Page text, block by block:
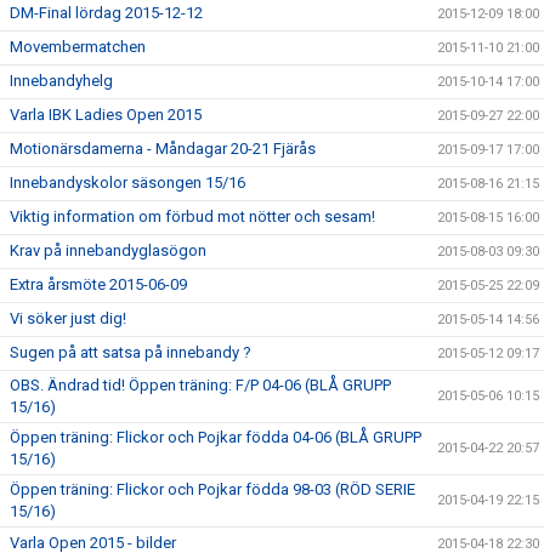
DM-Final lördag 2015-12-12 2015-12-09 18:00
Movembermatchen 2015-11-10 21:00
Innebandyhelg 2015-10-14 17:00
Varla IBK Ladies Open 2015 2015-09-27 22:00
Motionärsdamerna - Måndagar 20-21 Fjärås 2015-09-17 17:00
Innebandyskolor säsongen 15/16 2015-08-16 21:15
Viktig information om förbud mot nötter och sesam! 2015-08-15 16:00
Krav på innebandyglasögon 2015-08-03 09:30
Extra årsmöte 2015-06-09 2015-05-25 22:09
Vi söker just dig! 2015-05-14 14:56
Sugen på att satsa på innebandy ? 2015-05-12 09:17
OBS. Ändrad tid! Öppen träning: F/P 04-06 (BLÅ GRUPP
15/16)
2015-05-06 10:15
Öppen träning: Flickor och Pojkar födda 04-06 (BLÅ GRUPP
15/16)
2015-04-22 20:57
Öppen träning: Flickor och Pojkar födda 98-03 (RÖD SERIE
15/16)
2015-04-19 22:15
Varla Open 2015 - bilder 2015-04-18 22:30